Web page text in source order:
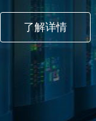
了解详情